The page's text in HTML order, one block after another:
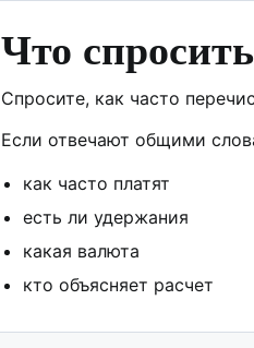
Что
Спросите, как часто
Если отвечают общими
как часто платят
есть ли удержания
какая валюта
кто объясняет расчет